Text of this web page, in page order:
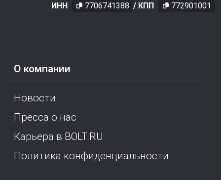
О компании
Новости
Пресса о нас
Карьера в BOLT.RU
Политика конфиденциальности
ИНН
7706741388 / КПП 772901001